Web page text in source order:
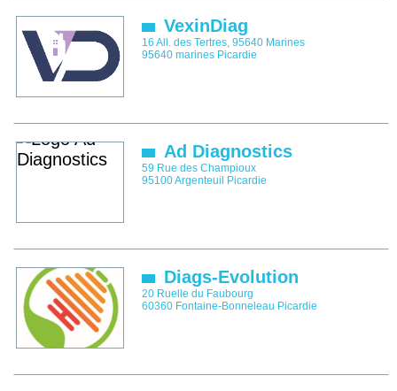
VexinDiag
16 All. des Tertres, 95640 Marines
95640 marines Picardie
Ad Diagnostics
59 Rue des Champioux
95100Argenteuil Picardie
Diags-Evolution
20 Ruelle du Faubourg
60360 Fontaine-Bonneleau Picardie